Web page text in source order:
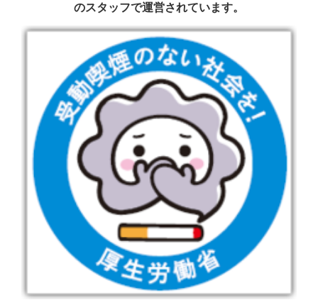
のスタッフで運営されています。